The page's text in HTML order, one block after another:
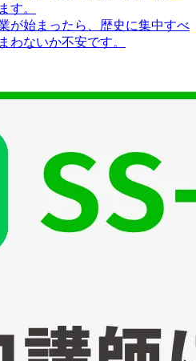
す。
が始まったら、歴史に集中すべ
わないか不安です。